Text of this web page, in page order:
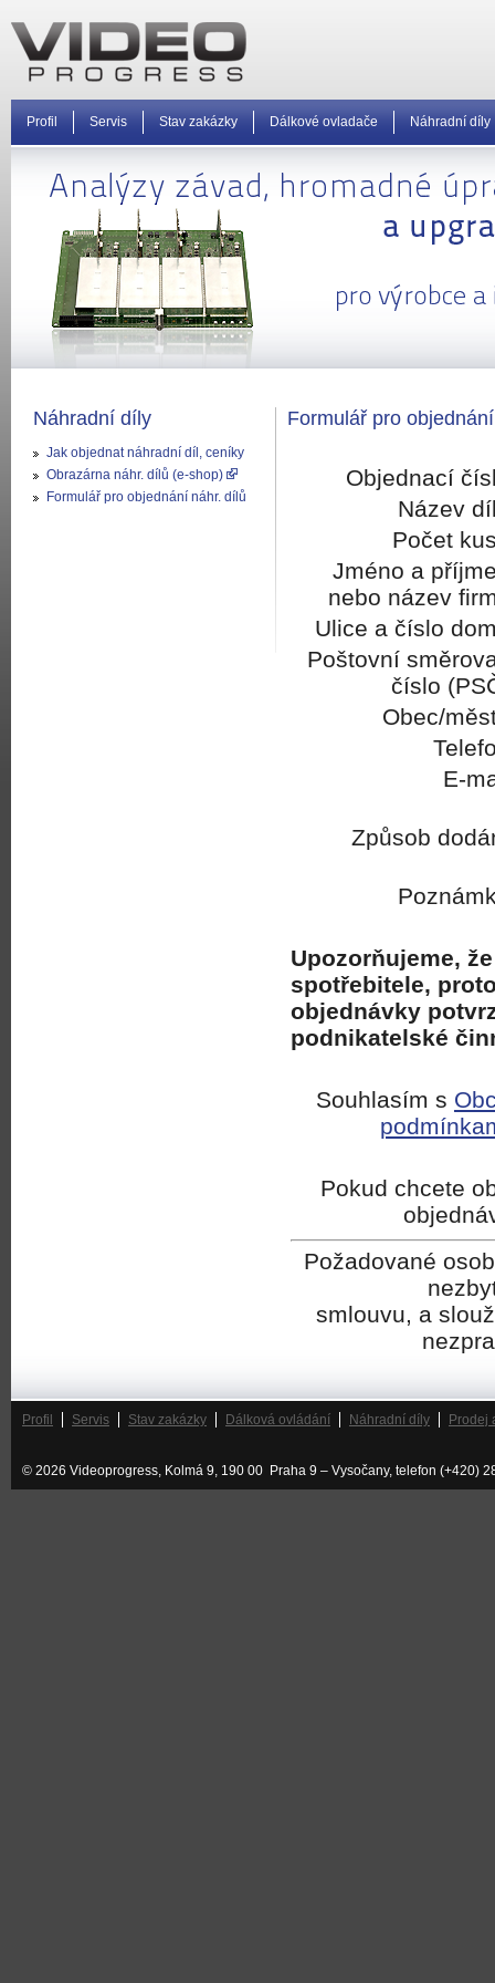
Profil Servis Stav zakázky Dálkové ovladače Náhradní díly
Náhradní díly
Jak objednat náhradní díl, ceníky
Obrazárna náhr. dílů (e-shop)
Formulář pro objednání náhr. dílů
Formulář pro
Objednací
Název
Počet
Jméno a
nebo název
Ulice a číslo
Poštovní
číslo
Obec/
E-
Způsob
Upozorňujeme,
spotřebitele,
objednávky
podnikatelské
Souhlasím s
Pokud chcete
Požadované
smlouvu, a
Profil Servis Stav zakázky Dálková ovládání Náhradní díly Prodej
© 2026 Videoprogress, Kolmá 9, 190 00 Praha 9 – Vysočany, telefon (+420)